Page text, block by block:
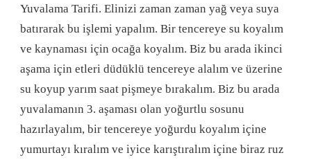
Yuvalama Tarifi. Elinizi zaman zaman yağ veya suya
batırarak bu işlemi yapalım. Bir tencereye su koyalım
ve kaynaması için ocağa koyalım. Biz bu arada ikinci
aşama için etleri düdüklü tencereye alalım ve üzerine
su koyup yarım saat pişmeye bırakalım. Biz bu arada
yuvalamanın 3. aşaması olan yoğurtlu sosunu
hazırlayalım, bir tencereye yoğurdu koyalım içine
yumurtayı kıralım ve iyice karıştıralım içine biraz ruz